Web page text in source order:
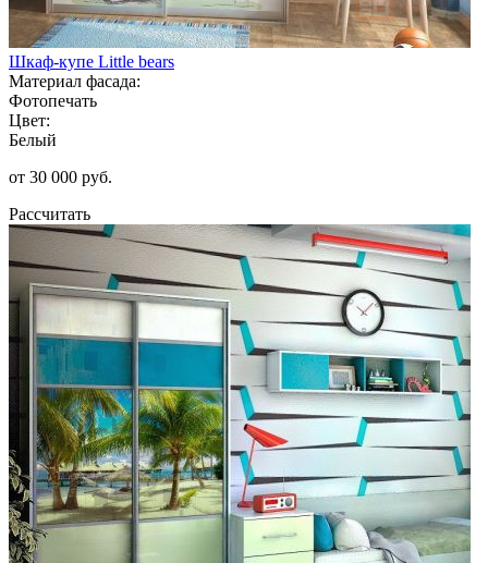
Шкаф-купе Little bears
Материал фасада:
Фотопечать
Цвет:
Белый
от 30 000 руб.
Рассчитать